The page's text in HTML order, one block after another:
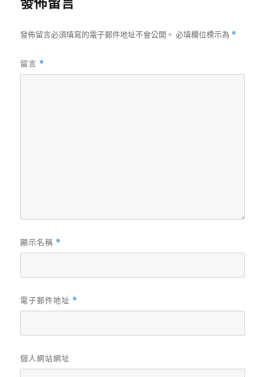
發佈留言必須填寫的電子郵件地址不會公開。 必填欄位標示為 *
留言 *
顯示名稱 *
電子郵件地址 *
個人網站網址